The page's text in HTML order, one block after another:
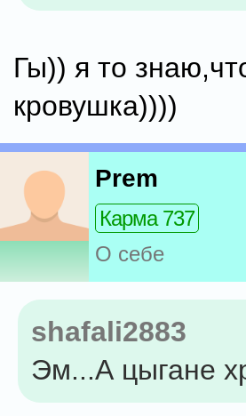
Гы)) я то
кровушка))))
Prem
Карма 737
О себе
shafali2883
Эм...А цыгане